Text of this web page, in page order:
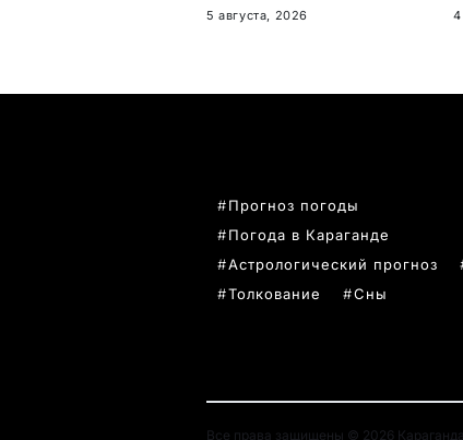
5 августа, 2026
Прогноз погоды
Погода в Караганде
Астрологический прогноз
Толкование
Сны
Все права защищены © 2026 Караганда